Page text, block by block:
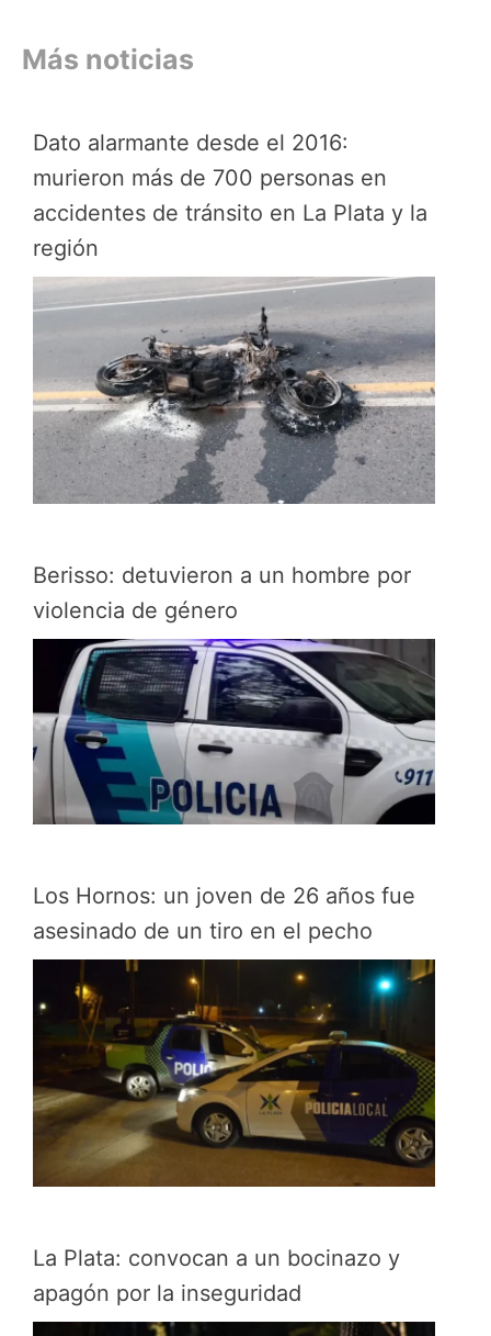
Más noticias
Dato alarmante desde el 2016:
murieron más de 700 personas en
accidentes de tránsito en La Plata y la
región
Berisso: detuvieron a un hombre por
violencia de género
Los Hornos: un joven de 26 años fue
asesinado de un tiro en el pecho
La Plata: convocan a un bocinazo y
apagón por la inseguridad